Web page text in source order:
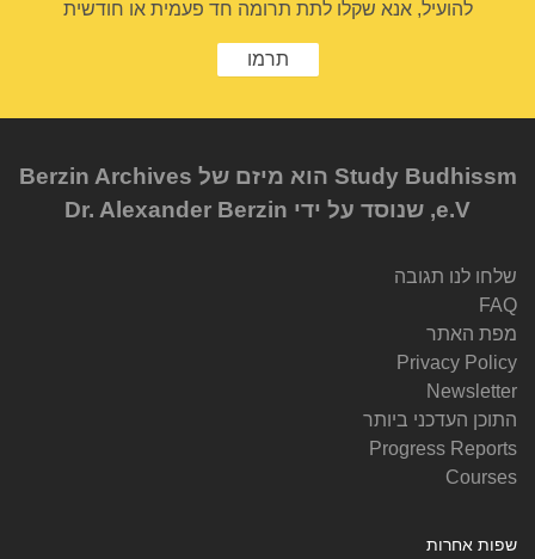
להועיל, אנא שקלו לתת תרומה חד פעמית או חודשית
תרמו
Study Budhissm הוא מיזם של Berzin Archives
e.V, שנוסד על ידי Dr. Alexander Berzin
שלחו לנו תגובה
FAQ
מפת האתר
Privacy Policy
Newsletter
התוכן העדכני ביותר
Progress Reports
Courses
שפות אחרות